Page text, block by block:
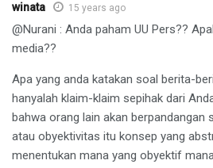
winata 15 years ago
@Nurani : Anda paham UU Pers??
media??
Apa yang anda katakan soal berita-
hanyalah klaim-klaim sepihak dari
bahwa orang lain akan berpandangan
atau obyektivitas itu konsep yang
menentukan mana yang obyektif